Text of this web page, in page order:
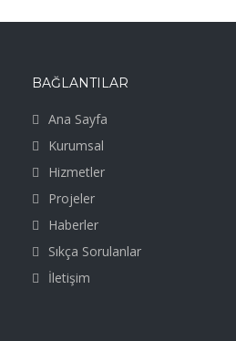
BAĞLANTILAR
Ana Sayfa
Kurumsal
Hizmetler
Projeler
Haberler
Sıkça Sorulanlar
İletişim